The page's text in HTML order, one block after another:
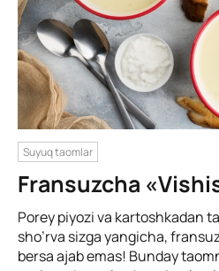
Suyuq taomlar
Fransuzcha
Porey piyozi va kartoshkadan
sho’rva sizga yangicha,
bersa ajab emas! Bunday